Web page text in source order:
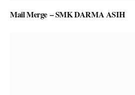
Mail Merge – SMK DARMA ASIH